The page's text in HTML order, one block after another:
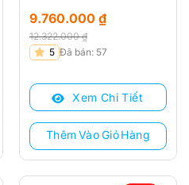
12.322.000₫
Giá
là:
12.322.000 ₫.
9.760.000 ₫
Giá
tại
9.760.000 ₫.
5 Đã bán: 57
Xem Chi Tiết
Thêm Vào Giỏ Hàng